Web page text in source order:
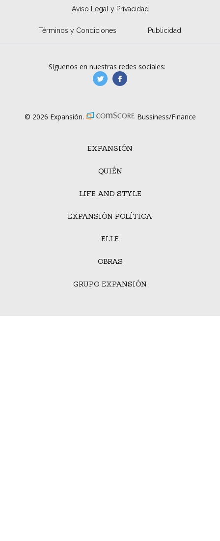
Aviso Legal y Privacidad
Términos y Condiciones Publicidad
EXPANSIÓN
QUIÉN
LIFE AND STYLE
EXPANSIÓN POLÍTICA
ELLE
OBRAS
GRUPO EXPANSIÓN
Síguenos en nuestras redes sociales:
manufacturaGE
© 2026 Expansión. Bussiness/Finance